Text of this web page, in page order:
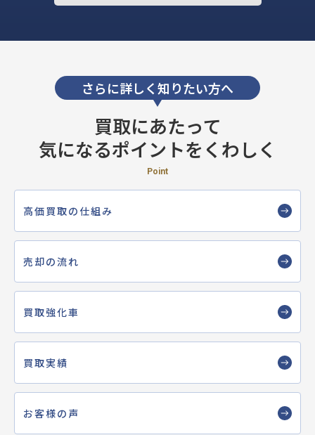
さらに詳しく知りたい方へ
買取にあたって
気になるポイントをくわしく
Point
高価買取の仕組み
売却の流れ
買取強化車
買取実績
お客様の声